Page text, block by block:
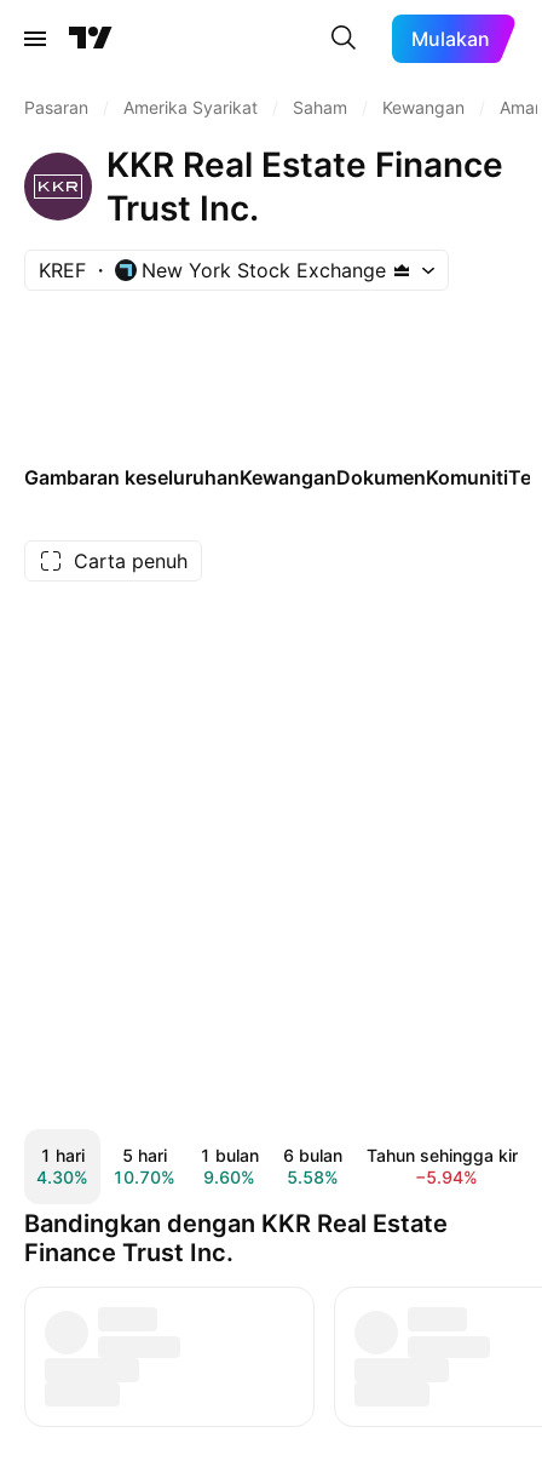
Mulakan
Pasaran Amerika Syarikat Saham Kewangan
KKR Real Estate Finance
Trust Inc.
KREF New York Stock Exchange
Gambaran keseluruhanKewanganDokumenKomuniti
Carta penuh
1 hari
4.30%
5 hari
10.70%
1 bulan
9.60%
6 bulan
5.58%
Tahun sehingga kini
−5.94%
Bandingkan dengan KKR Real Estate
Finance Trust Inc.